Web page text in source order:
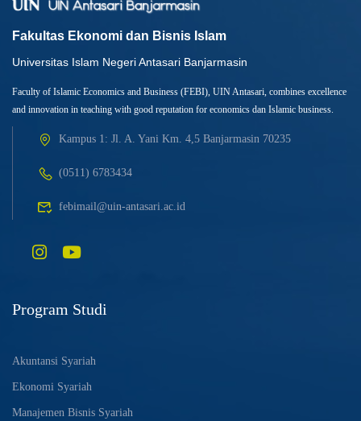
Fakultas Ekonomi dan Bisnis Islam
Universitas Islam Negeri Antasari Banjarmasin
Faculty of Islamic Economics and Business (FEBI), UIN Antasari, combines excellence
and innovation in teaching with good reputation for economics dan Islamic business.
Kampus 1: Jl. A. Yani Km. 4,5 Banjarmasin 70235
(0511) 6783434
febimail@uin-antasari.ac.id
Program Studi
Akuntansi Syariah
Ekonomi Syariah
Manajemen Bisnis Syariah